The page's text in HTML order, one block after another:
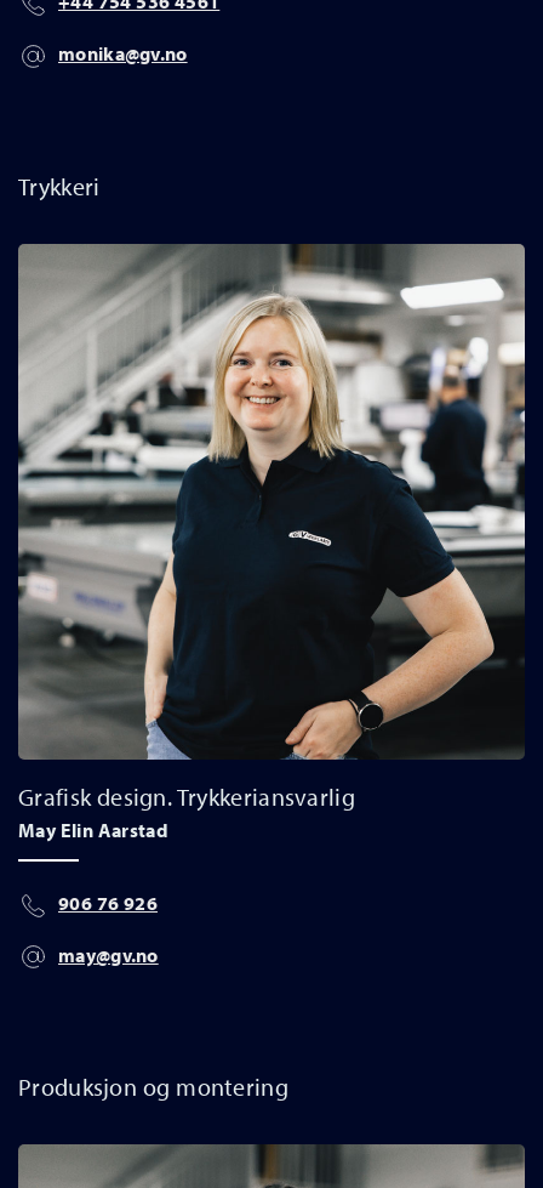
monika@gv.no
Trykkeri
Grafisk design. Trykkeriansvarlig
May Elin Aarstad
906 76 926
may@gv.no
Produksjon og montering